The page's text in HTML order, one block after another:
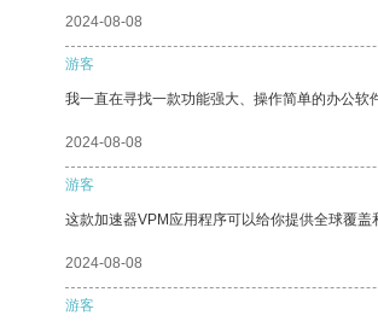
2024-08-08
游客
我一直在寻找一款功能强大、操作简单的办公软
2024-08-08
游客
这款加速器VPM应用程序可以给你提供全球覆盖
2024-08-08
游客